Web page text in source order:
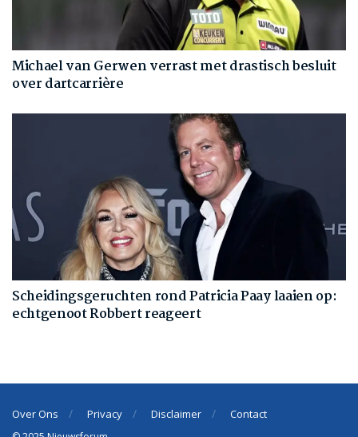
Michael van Gerwen verrast met drastisch besluit
over dartcarrière
Scheidingsgeruchten rond Patricia Paay laaien op:
echtgenoot Robbert reageert
Over Ons Privacy Disclaimer Contact